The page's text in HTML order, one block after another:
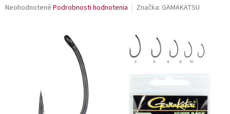
Priemerné
Neohodnotené Podrobnosti hodnotenia Značka: GAMAKATSU